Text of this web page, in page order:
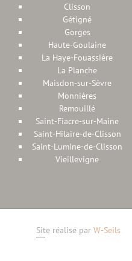
Clisson
Gétigné
Gorges
Haute-Goulaine
La Haye-Fouassière
La Planche
Maisdon-sur-Sèvre
Monnières
Remouillé
Saint-Fiacre-sur-Maine
Saint-Hilaire-de-Clisson
Saint-Lumine-de-Clisson
Vieillevigne
Site réalisé par W-Seils